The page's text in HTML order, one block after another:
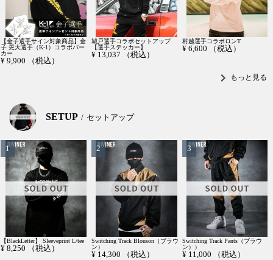
【金子選手サイン対象商品】金
子 晃大選手（K-1）コラボパー
カー
¥ 9,900 （税込）
城戸選手コラボセットアップ
【選手ステッカー】
¥ 13,037 （税込）
村越選手コラボロンT
¥ 6,600 （税込）
chevron_right もっと見る
SETUP セットアップ
【BlackLetter】 Sleeveprint L/tee
¥ 8,250 （税込）
Switching Track Blouson（ブラウ
ン）
¥ 14,300 （税込）
Switching Track Pants（ブラウ
ン））
¥ 11,000 （税込）